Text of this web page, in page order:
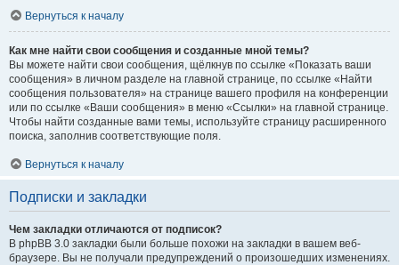
Вернуться к началу
Как мне найти свои сообщения и созданные мной темы?
Вы можете найти свои сообщения, щёлкнув по ссылке «Показать ваши
сообщения» в личном разделе на главной странице, по ссылке «Найти
сообщения пользователя» на странице вашего профиля на конференции
или по ссылке «Ваши сообщения» в меню «Ссылки» на главной странице.
Чтобы найти созданные вами темы, используйте страницу расширенного
поиска, заполнив соответствующие поля.
Вернуться к началу
Подписки и закладки
Чем закладки отличаются от подписок?
В phpBB 3.0 закладки были больше похожи на закладки в вашем веб-
браузере. Вы не получали предупреждений о произошедших изменениях.